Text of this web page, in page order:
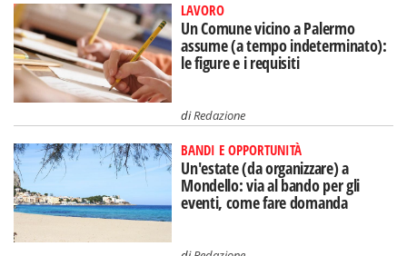
LAVORO
Un Comune vicino a Palermo
assume (a tempo indeterminato):
le figure e i requisiti
diRedazione
BANDI E OPPORTUNITÀ
Un'estate (da organizzare) a
Mondello: via al bando per gli
eventi, come fare domanda